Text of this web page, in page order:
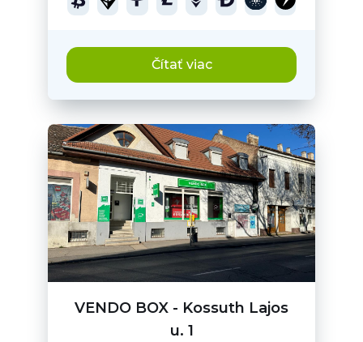
Čítať viac
VENDO BOX - Kossuth Lajos
u. 1